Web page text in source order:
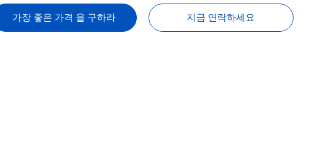
가장 좋은 가격 을 구하라 지금 연락하세요